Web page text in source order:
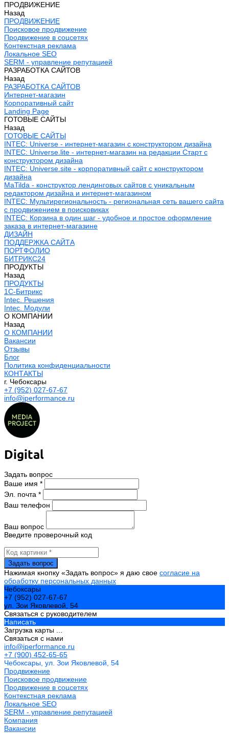
ПРОДВИЖЕНИЕ
Назад
ПРОДВИЖЕНИЕ
Поисковое продвижение
Продвижение в соцсетях
Контекстная реклама
Локальное SEO
SERM - управление репутацией
РАЗРАБОТКА САЙТОВ
Назад
РАЗРАБОТКА САЙТОВ
Интернет-магазин
Корпоративный сайт
Landing Page
ГОТОВЫЕ САЙТЫ
Назад
ГОТОВЫЕ САЙТЫ
INTEC: Universe - интернет-магазин с конструктором дизайна
INTEC: Universe.lite - интернет-магазин на редакции Старт с
конструктором дизайна
INTEC: Universe.site - корпоративный сайт с конструктором
дизайна
MaTilda - конструктор лендинговых сайтов с уникальным
редактором дизайна и интернет-магазином
INTEC: Мультирегиональность - региональная сеть вашего сайта
с продвижением в поисковиках
INTEC: Корзина в один шаг - удобное и простое оформление
заказа в интернет-магазине
ДИЗАЙН
ПОДДЕРЖКА САЙТА
ПОРТФОЛИО
БИТРИКС24
ПРОДУКТЫ
Назад
ПРОДУКТЫ
1С-Битрикс
Intec. Решения
Intec. Модули
О КОМПАНИИ
Назад
О КОМПАНИИ
Вакансии
Отзывы
Блог
Политика конфиденциальности
КОНТАКТЫ
г. Чебоксары
+7 (952) 027-67-67
info@iperformance.ru
Digital
Задать вопрос
Ваше имя *
Эл. почта *
Ваш телефон
Ваш вопрос
Введите проверочный код
Нажимая кнопку «Задать вопрос» я даю свое согласие на
обработку персональных данных
Чебоксары
+7 (952) 027-67-67
ул. Зои Яковлевой, 54
Связаться с руководителем
Написать
Загрузка карты ...
Связаться с нами
info@iperformance.ru
+7 (900) 452-65-65
Чебоксары, ул. Зои Яковлевой, 54
Продвижение
Поисковое продвижение
Продвижение в соцсетях
Контекстная реклама
Локальное SEO
SERM - управление репутацией
Компания
Вакансии